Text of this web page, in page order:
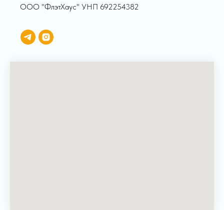
ООО "ФлэтХаус" УНП 692254382